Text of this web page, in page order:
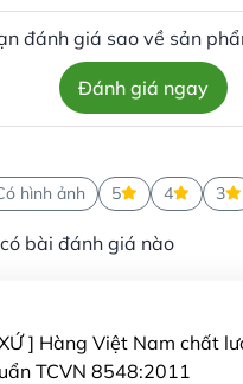
đánh giá sao về sản
Đánh giá ngay
hình ảnh 5 4 3
bài đánh giá nào
] Hàng Việt Nam chất
TCVN 8548:2011